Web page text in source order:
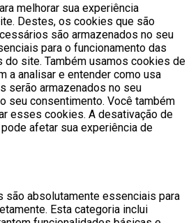
melhorar sua experiência
Destes, os cookies que são
são armazenados no seu
para o funcionamento das
do site. Também usamos cookies de
a analisar e entender como usa
serão armazenados no seu
seu consentimento. Você também
esses cookies. A desativação de
afetar sua experiência de
são absolutamente essenciais para
Esta categoria inclui